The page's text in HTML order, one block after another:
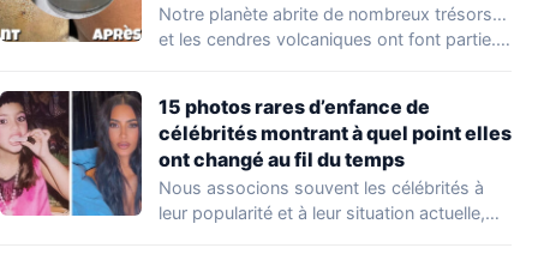
Notre planète abrite de nombreux trésors…
et les cendres volcaniques ont font partie.
15 photos rares d’enfance de
célébrités montrant à quel point elles
ont changé au fil du temps
Nous associons souvent les célébrités à
leur popularité et à leur situation actuelle,